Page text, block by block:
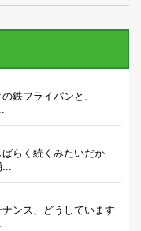
鉄フライパンと、
らく続くみたいだか
...
ンス、どうしています